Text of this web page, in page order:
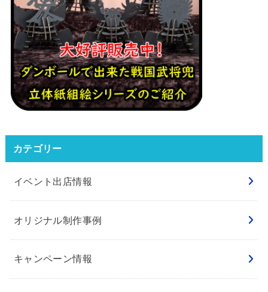
カテゴリー
イベント出店情報
オリジナル制作事例
キャンペーン情報